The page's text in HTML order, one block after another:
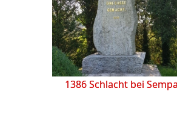
1386 Schlacht bei